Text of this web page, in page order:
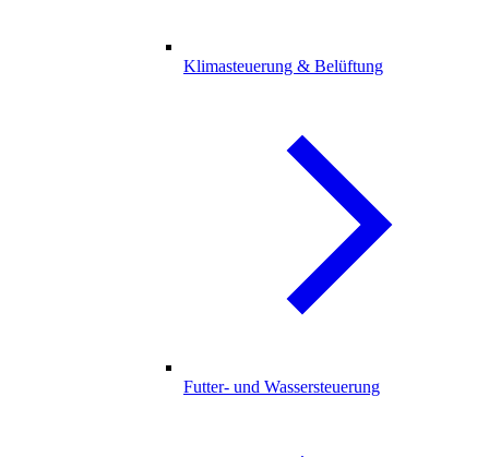
Klimasteuerung & Belüftung
Futter- und Wassersteuerung